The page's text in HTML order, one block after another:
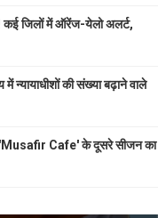
कई जिलों में ऑरेंज-येलो अलर्ट,
में न्यायाधीशों की संख्या बढ़ाने वाले
'Musafir Cafe' के दूसरे सीजन का